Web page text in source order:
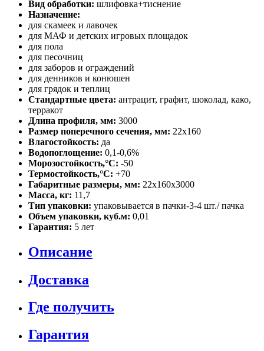
Вид обработки: шлифовка+тиснение
Назначение:
для скамеек и лавочек
для МАФ и детских игровых площадок
для пола
для песочниц
для заборов и ограждений
для денников и конюшен
для грядок и теплиц
Стандартные цвета: антрацит, графит, шоколад, како,
терракот
Длина профиля, мм: 3000
Размер поперечного сечения, мм: 22х160
Влагостойкость: да
Водопоглощение: 0,1-0,6%
Морозостойкость,°C: -50
Термостойкость,°C: +70
Габаритные размеры, мм: 22х160х3000
Масса, кг: 11,7
Тип упаковки: упаковывается в пачки-3-4 шт./ пачка
Объем упаковки, куб.м: 0,01
Гарантия: 5 лет
Описание
Доставка
Где получить
Гарантия